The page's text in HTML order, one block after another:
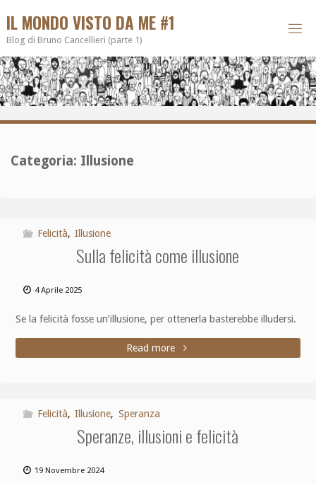
IL MONDO VISTO DA ME #1
Blog di Bruno Cancellieri (parte 1)
Categoria: Illusione
Felicità, Illusione
Sulla felicità come illusione
4 Aprile 2025
Se la felicità fosse un’illusione, per ottenerla basterebbe illudersi.
Read more
Felicità, Illusione, Speranza
Speranze, illusioni e felicità
19 Novembre 2024